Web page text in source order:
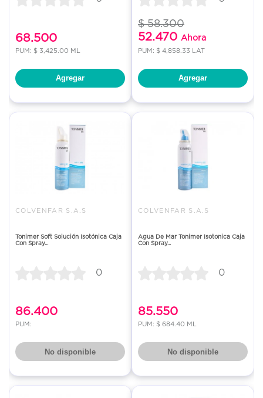
68.500
PUM: $ 3,425.00 ML
Agregar
$ 58.300
52.470 Ahora
PUM: $ 4,858.33 LAT
Agregar
COLVENFAR S.A.S
Tonimer Soft Solución Isotónica Caja
Con Spray...
0
86.400
PUM:
No disponible
COLVENFAR S.A.S
Agua De Mar Tonimer Isotonica Caja
Con Spray...
0
85.550
PUM: $ 684.40 ML
No disponible